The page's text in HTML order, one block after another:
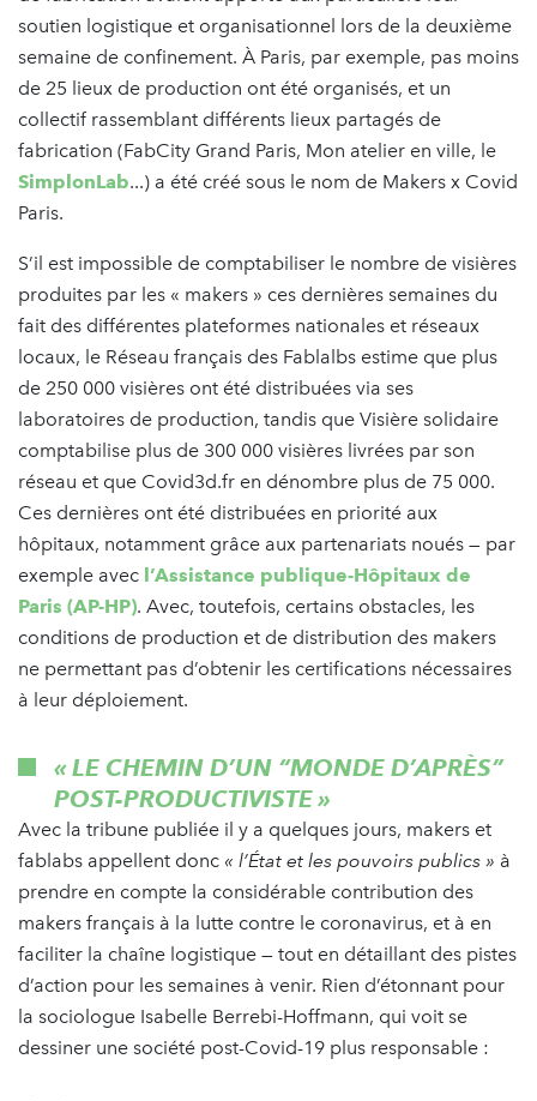
soutien logistique et organisationnel lors de la deuxième
semaine de confinement. À Paris, par exemple, pas moins
de 25 lieux de production ont été organisés, et un
collectif rassemblant différents lieux partagés de
fabrication (FabCity Grand Paris, Mon atelier en ville, le
SimplonLab...) a été créé sous le nom de Makers x Covid
Paris.
S’il est impossible de comptabiliser le nombre de visières
produites par les « makers » ces dernières semaines du
fait des différentes plateformes nationales et réseaux
locaux, le Réseau français des Fablalbs estime que plus
de 250 000 visières ont été distribuées via ses
laboratoires de production, tandis que Visière solidaire
comptabilise plus de 300 000 visières livrées par son
réseau et que Covid3d.fr en dénombre plus de 75 000.
Ces dernières ont été distribuées en priorité aux
hôpitaux, notamment grâce aux partenariats noués — par
exemple avec l’Assistance publique-Hôpitaux de
Paris (AP-HP). Avec, toutefois, certains obstacles, les
conditions de production et de distribution des makers
ne permettant pas d’obtenir les certifications nécessaires
à leur déploiement.
« LE CHEMIN D’UN “MONDE D’APRÈS”
POST-PRODUCTIVISTE »
Avec la tribune publiée il y a quelques jours, makers et
fablabs appellent donc « l’État et les pouvoirs publics » à
prendre en compte la considérable contribution des
makers français à la lutte contre le coronavirus, et à en
faciliter la chaîne logistique — tout en détaillant des pistes
d’action pour les semaines à venir. Rien d’étonnant pour
la sociologue Isabelle Berrebi-Hoffmann, qui voit se
dessiner une société post-Covid-19 plus responsable :